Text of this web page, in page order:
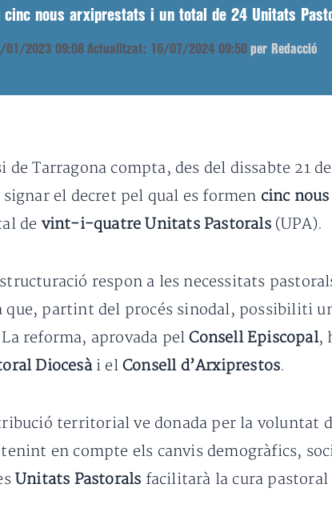
cinc nous arxiprestats i un total de 24 Unitats
01/2023 09:08 Actualitzat: 16/07/2024 09:50 per Redacció
de Tarragona compta, des del dissabte 21
signar el decret pel qual es formen cinc
de vint-i-quatre Unitats Pastorals(UPA).
respon a les necessitats
que, partint del procés sinodal, possibiliti
La reforma, aprovada pelConsell Episcopal,
Diocesài elConsell d’Arxiprestos.
territorial ve donada per la voluntat
en compte els canvis demogràfics,
Unitats Pastorals facilitarà la cura pastoral